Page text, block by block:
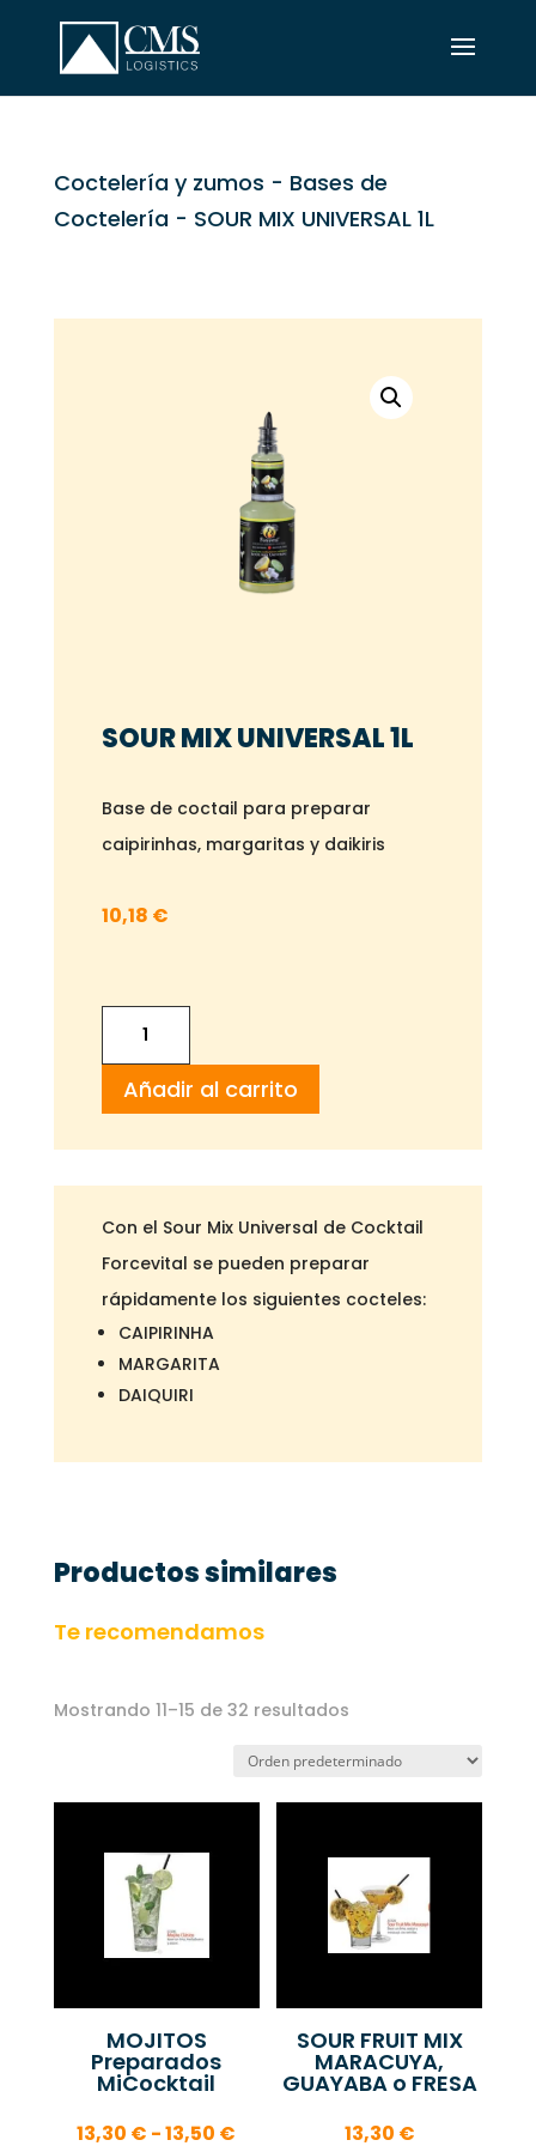
Coctelería y zumos - Bases de
Coctelería- SOUR MIX UNIVERSAL 1L
SOUR MIX UNIVERSAL 1L
Base de coctail para preparar
caipirinhas, margaritas y daikiris
10,18 €
SOUR
MIX
UNIVERSAL
Añadir al carrito
Con el Sour Mix Universal de Cocktail
Forcevital se pueden preparar
rápidamente los siguientes cocteles:
CAIPIRINHA
MARGARITA
DAIQUIRI
Productos similares
Te recomendamos
Mostrando 11–15 de 32 resultados
MOJITOS
Preparados
MiCocktail
13,30 € -13,50 €
SOUR FRUIT MIX
MARACUYA,
GUAYABA o FRESA
13,30 €